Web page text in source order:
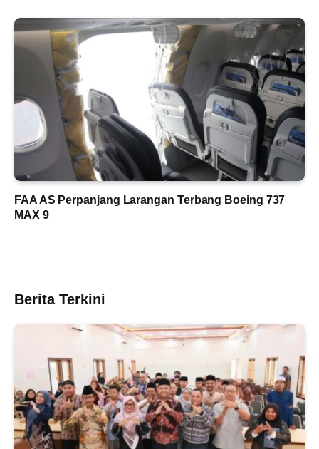
FAA AS Perpanjang Larangan Terbang Boeing 737
MAX 9
Berita Terkini